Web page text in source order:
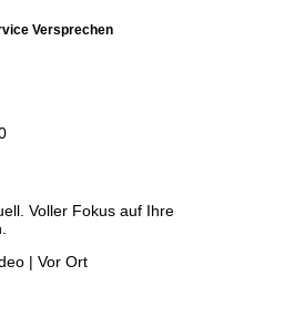
Versprechen
Voller Fokus auf Ihre
| Vor Ort